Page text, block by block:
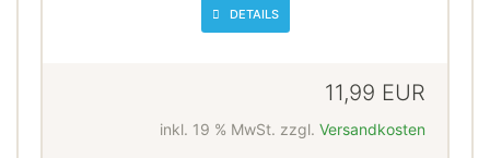
DETAILS
11,99 EUR
inkl. 19 % MwSt. zzgl. Versandkosten